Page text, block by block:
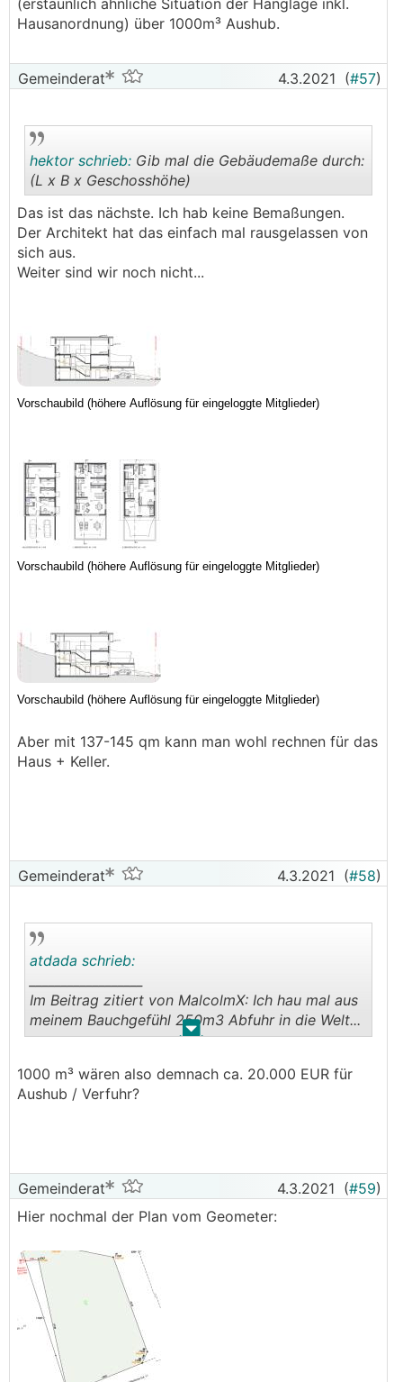
(erstaunlich ähnliche Situation der Hanglage inkl.
Hausanordnung) über 1000m³ Aushub.
Gemeinderat 4.3.2021 (#57)
..
hektor schrieb: Gib mal die Gebäudemaße durch:
(L x B x Geschosshöhe)
Das ist das nächste. Ich hab keine Bemaßungen.
Der Architekt hat das einfach mal rausgelassen von
sich aus.
Weiter sind wir noch nicht...
Aber mit 137-145 qm kann man wohl rechnen für das
Haus + Keller.
Gemeinderat 4.3.2021 (#58)
. .
atdada schrieb:
Im Beitrag zitiert von MalcolmX: Ich hau mal aus
meinem Bauchgefühl 250m3 Abfuhr in die Welt...
uns (erstaunlich ähnliche Situation der Hanglage
inkl. Hausanordnung) über 1000m³ Aushub.
1000 m³ wären also demnach ca. 20.000 EUR für
Aushub / Verfuhr?
Gemeinderat 4.3.2021 (#59)
Hier nochmal der Plan vom Geometer: